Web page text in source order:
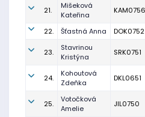
21.
Mišeková
Kateřina
KAM0756
22. Šťastná Anna DOK0752
23.
Stavrinou
Kristýna
SRK0751
24.
Kohoutová
Zdeňka
DKL0651
25.
Votočková
Amelie
JIL0750